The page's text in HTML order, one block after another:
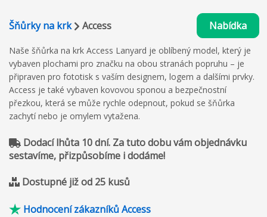
Šňůrky na krk Access Nabídka
Naše šňůrka na krk Access Lanyard je oblíbený model, který je
vybaven plochami pro značku na obou stranách popruhu – je
připraven pro fototisk s vaším designem, logem a dalšími prvky.
Access je také vybaven kovovou sponou a bezpečnostní
přezkou, která se může rychle odepnout, pokud se šňůrka
zachytí nebo je omylem vytažena.
Dodací lhůta 10 dní. Za tuto dobu vám objednávku
sestavíme, přizpůsobíme i dodáme!
Dostupné již od 25 kusů
Hodnocení zákazníků Access